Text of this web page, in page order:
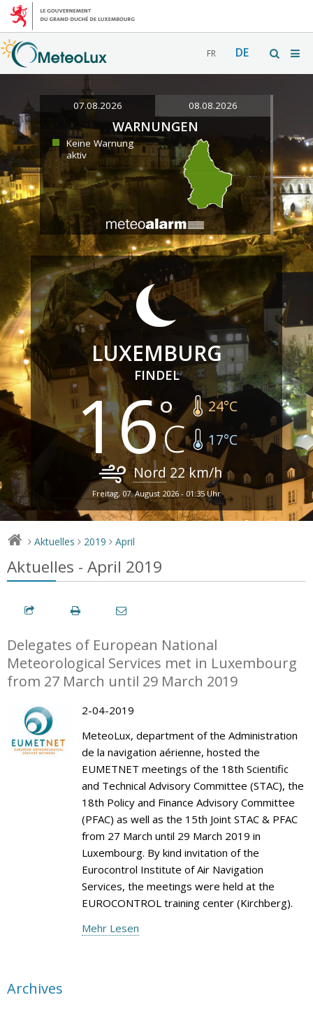
FR DE
07.08.2026 08.08.2026
WARNUNGEN
Keine Warnung
aktiv
LUXEMBURG
FINDEL
16 24°C
17°C
Nord 22km/h
Freitag, 07. August 2026 - 01:35 Uhr
> Aktuelles > 2019 > April
Aktuelles - April 2019
Delegates of European National
Meteorological Services met in Luxembourg
from 27 March until 29 March 2019
2-04-2019
MeteoLux, department of the Administration
de la navigation aérienne, hosted the
EUMETNET meetings of the 18th Scientific
and Technical Advisory Committee (STAC), the
18th Policy and Finance Advisory Committee
(PFAC) as well as the 15th Joint STAC & PFAC
from 27 March until 29 March 2019 in
Luxembourg. By kind invitation of the
Eurocontrol Institute of Air Navigation
Services, the meetings were held at the
EUROCONTROL training center (Kirchberg).
Mehr Lesen
Archives